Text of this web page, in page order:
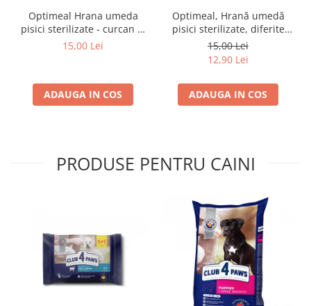
Optimeal Hrana umeda
pisici sterilizate - curcan si
pui in sos, set 3+1,
15,00 Lei
ADAUGA IN COS
Optimeal, Hrană umedă
pisici sterilizate, diferite
arome, (3+1), 0.34kg
15,00 Lei
12,90 Lei
ADAUGA IN COS
PRODUSE PENTRU CAINI